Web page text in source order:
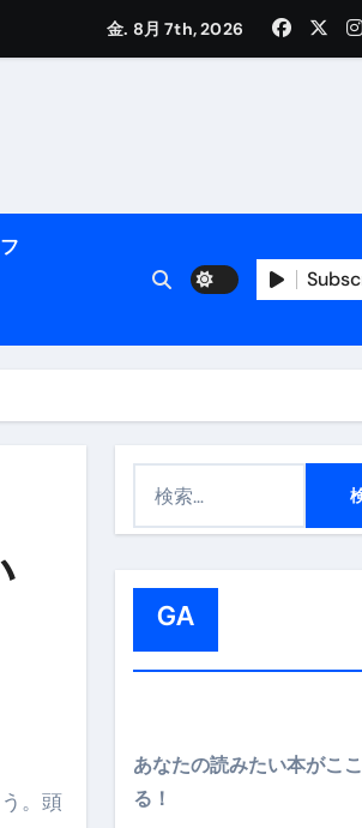
解説
用術】
き | ダイエット中の食事
金. 8月 7th, 2026
。頭
GA
あなたの読みたい本がこ
る！